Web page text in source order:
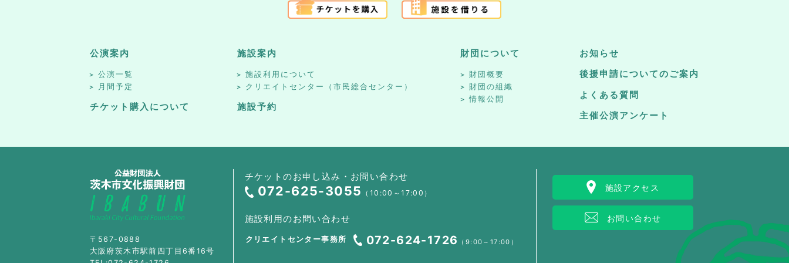
公演案内
公演一覧
月間予定
チケット購入について
施設案内
施設利用について
クリエイトセンター（市民総合センター）
施設予約
財団について
財団概要
財団の組織
情報公開
お知らせ
後援申請についてのご案内
よくある質問
主催公演アンケート
〒567-0888
大阪府茨木市駅前四丁目6番16号
チケットのお申し込み・お問い合わせ
072-625-3055 （10:00～17:00）
施設利用のお問い合わせ
クリエイトセンター事務所 072-624-1726 （9:00～17:00）
施設アクセス
お問い合わせ